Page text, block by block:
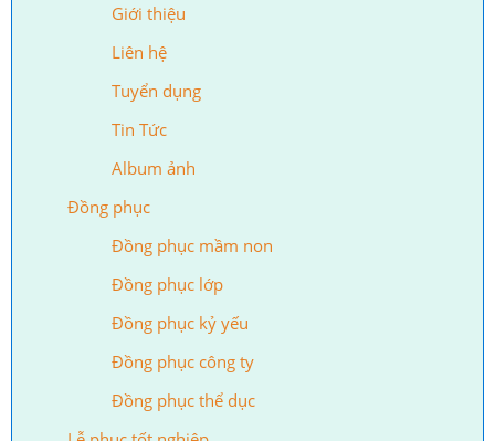
Giới thiệu
Liên hệ
Tuyển dụng
Tin Tức
Album ảnh
Đồng phục
Đồng phục mầm non
Đồng phục lớp
Đồng phục kỷ yếu
Đồng phục công ty
Đồng phục thể dục